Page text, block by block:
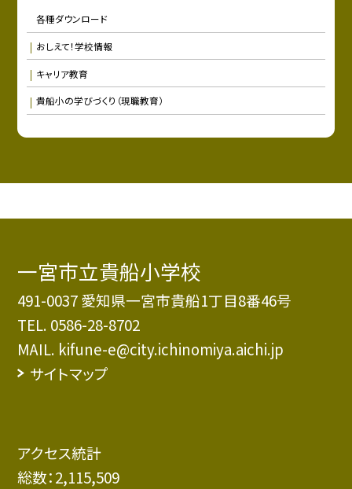
各種ダウンロード
おしえて！学校情報
キャリア教育
貴船小の学びづくり（現職教育）
一宮市立貴船小学校
491-0037 愛知県一宮市貴船1丁目8番46号
TEL. 0586-28-8702
MAIL. kifune-e@city.ichinomiya.aichi.jp
サイトマップ
アクセス統計
総数：2,115,509